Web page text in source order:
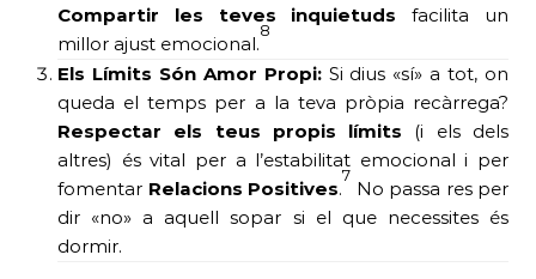
Compartir les teves inquietuds facilita un
millor ajust emocional.
8
Els Límits Són Amor Propi:Si dius «sí» a tot, on
queda el temps per a la teva pròpia recàrrega?
Respectar els teus propis límits (i els dels
altres) és vital per a l’estabilitat emocional i per
fomentar Relacions Positives.
7
No passa res per
dir «no» a aquell sopar si el que necessites és
dormir.